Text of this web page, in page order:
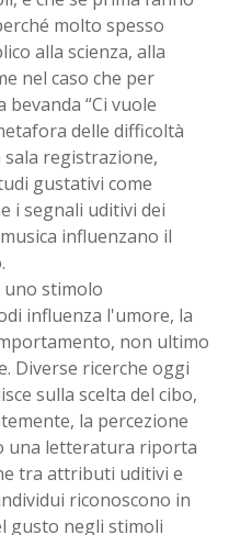
molto spesso
alla scienza, alla
nel caso che per
“Ci vuole
delle difficoltà
registrazione,
gustativi come
i segnali uditivi dei
influenzano il
uno stimolo
influenza l'umore, la
non ultimo
Diverse ricerche oggi
sulla scelta del cibo,
la percezione
una letteratura riporta
tra attributi uditivi e
riconoscono in
gusto negli stimoli